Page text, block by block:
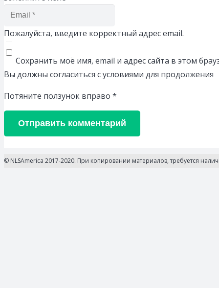
Пожалуйста, введите корректный адрес email.
Сохранить моё имя, email и адрес сайта в этом
Вы должны согласиться с условиями для продолжения
Потяните ползунок вправо *
Отправить комментарий
© NLSAmerica 2017-2020. При копировании материалов, требуется